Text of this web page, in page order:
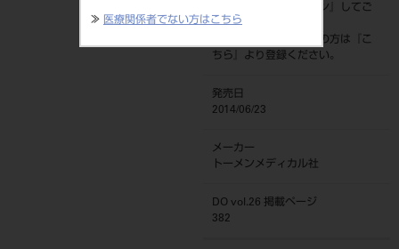
≫ 医療関係者でない方はこちら
ログイン
』してご
覧ください。
ネット会員登録がまだの方は『
こ
ちら
』より登録ください。
発売日
2014/06/23
メーカー
トーメンメディカル社
DO vol.26 掲載ページ
382